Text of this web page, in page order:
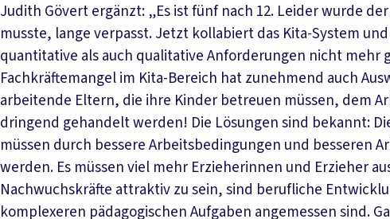
Judith Gövert ergänzt: „Es ist fünf nach 12. Leider wurde
musste, lange verpasst. Jetzt kollabiert das Kita-System
quantitative als auch qualitative Anforderungen nicht mehr
Fachkräftemangel im Kita-Bereich hat zunehmend auch
arbeitende Eltern, die ihre Kinder betreuen müssen, dem
dringend gehandelt werden! Die Lösungen sind bekannt:
müssen durch bessere Arbeitsbedingungen und besseren
werden. Es müssen viel mehr Erzieherinnen und Erzieher
Nachwuchskräfte attraktiv zu sein, sind berufliche
komplexeren pädagogischen Aufgaben angemessen sind.